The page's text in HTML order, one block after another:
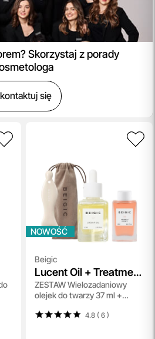
Skorzystaj z porady
się
NOWOŚĆ
Beigic
Lucent Oil + Treatment
Essence + Enhanced
Face Gua Sha
ZESTAW Wielozadaniowy
olejek do twarzy 37 ml +
esencja do twarzy 30 ml +
4.8 ( 6)